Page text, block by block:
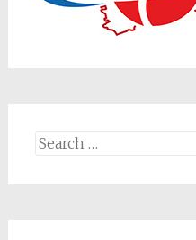
Search